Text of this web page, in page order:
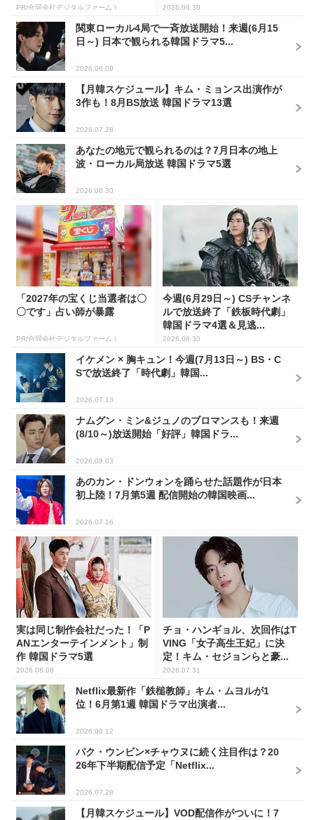
PR(合同会社デジタルファーム ) 2026.06.30
関東ローカル4局で一斉放送開始！来週(6月15
日～) 日本で観られる韓国ドラマ5...
2026.06.09
【月韓スケジュール】キム・ミョンス出演作が
3作も！8月BS放送 韓国ドラマ13選
2026.07.28
あなたの地元で観られるのは？7月日本の地上
波・ローカル局放送 韓国ドラマ5選
2026.06.30
「2027年の宝くじ当選者は〇
〇です」占い師が暴露
PR(合同会社デジタルファーム )
今週(6月29日～) CSチャンネ
ルで放送終了「鉄板時代劇」
韓国ドラマ4選＆見逃...
2026.06.30
イケメン × 胸キュン！今週(7月13日～) BS・C
Sで放送終了「時代劇」韓国...
2026.07.13
ナムグン・ミン&ジュノのブロマンスも！来週
(8/10～)放送開始「好評」韓国ドラ...
2026.08.03
あのカン・ドンウォンを踊らせた話題作が日本
初上陸！7月第5週 配信開始の韓国映画...
2026.07.16
実は同じ制作会社だった！「P
ANエンターテインメント」制
作 韓国ドラマ5選
2026.08.06
チョ・ハンギョル、次回作はT
VING「女子高生王妃」に決
定！キム・セジョンらと豪...
2026.07.31
Netflix最新作「鉄槌教師」キム・ムヨルが1
位！6月第1週 韓国ドラマ出演者...
2026.06.12
パク・ウンビン×チャウヌに続く注目作は？20
26年下半期配信予定「Netflix...
2026.07.28
【月韓スケジュール】VOD配信作がついに！7